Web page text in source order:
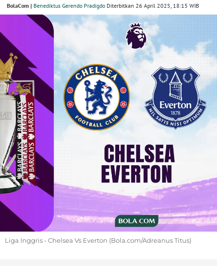
BolaCom | Benediktus Gerendo Pradigdo Diterbitkan 26 April 2025, 18:15 WIB
Liga Inggris - Chelsea Vs Everton (Bola.com/Adreanus Titus)